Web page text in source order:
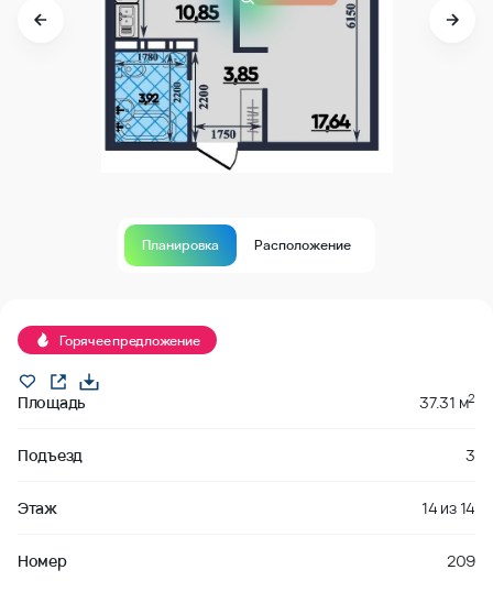
Планировка Расположение
Горячее предложение
Площадь 37.31 м2
Подъезд 3
Этаж 14 из14
Номер 209